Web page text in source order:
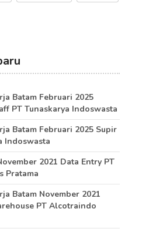
Batam Februari 2025
PT Tunaskarya Indoswasta
Batam Februari 2025 Supir
Indoswasta
2021 Data Entry PT
Pratama
Batam November 2021
PT Alcotraindo